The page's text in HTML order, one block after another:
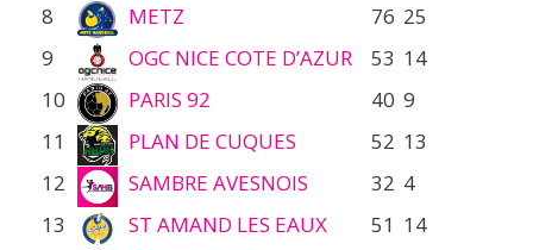
8
METZ 76 25
9
OGC NICE COTE D’AZUR 53 14
10
PARIS 92 40 9
11
PLAN DE CUQUES 52 13
12
SAMBRE AVESNOIS 32 4
13
ST AMAND LES EAUX 51 14